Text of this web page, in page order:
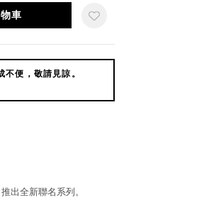
車
便，敬請見諒。
出全新聯名系列。